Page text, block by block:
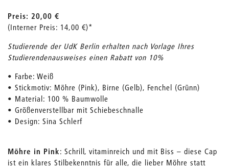
Preis: 20,00 €
(Interner Preis: 14,00 €)*
Studierende der UdK Berlin erhalten nach Vorlage Ihres
Studierendenausweises einen Rabatt von 10%
• Farbe: Weiß
• Stickmotiv: Möhre (Pink), Birne (Gelb), Fenchel (Grünn)
• Material: 100 % Baumwolle
• Größenverstellbar mit Schiebeschnalle
• Design: Sina Schlerf
Möhre in Pink: Schrill, vitaminreich und mit Biss – diese Cap
ist ein klares Stilbekenntnis für alle, die lieber Möhre statt